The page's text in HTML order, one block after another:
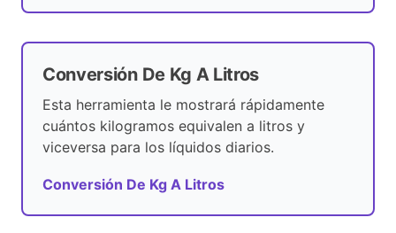
Conversión De Kg A Litros
Esta herramienta le mostrará rápidamente
cuántos kilogramos equivalen a litros y
viceversa para los líquidos diarios.
Conversión De Kg A Litros